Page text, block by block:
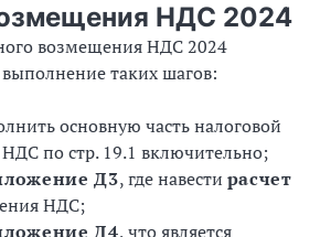
НДС 2024
возмещения НДС 2024
таких шагов:
основную часть налоговой
по стр. 19.1 включительно;
Д3, где навести расчет
НДС;
Д4, что является